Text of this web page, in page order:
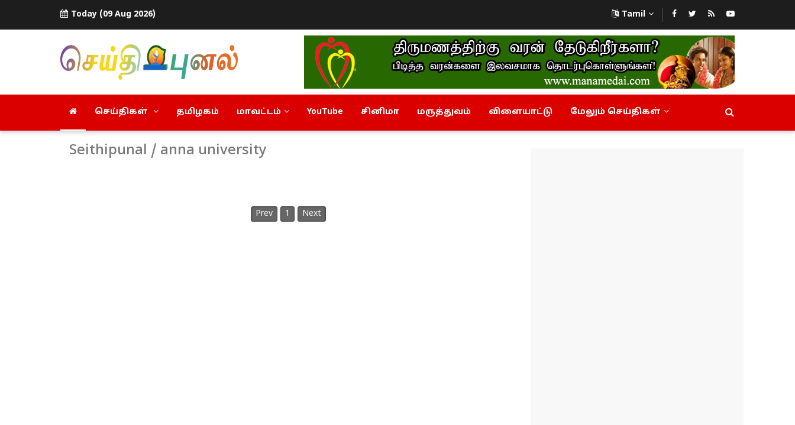
Today (09 Aug 2026) Tamil
செய்திகள் தமிழகம் மாவட்டம் YouTube சினிமா மருத்துவம் விளையாட்டு மேலும் செய்திகள்
Seithipunal / anna university
Prev 1 Next